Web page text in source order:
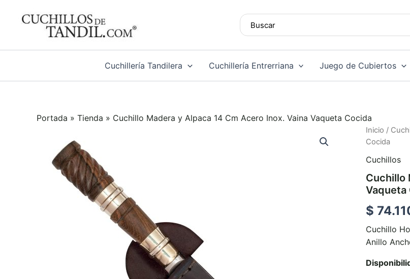
Cuchillería Tandilera Cuchillería Entrerriana Juego de Cubiertos
Portada » Tienda » Cuchillo Madera y Alpaca 14 Cm Acero Inox. Vaina Vaqueta Cocida
Inicio /
Cocida
Cuchillos
Cuchillo
Vaqueta
$
Cuchillo
Anillo
Cuchillo
Madera
Alpaca
Cm
Acero
Vaina
Cocida
cantidad